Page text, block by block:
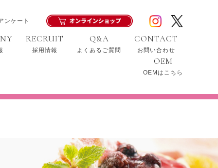
ンケート
RECRUIT
採用情報
Q&A
よくあるご質問
CONTACT
お問い合わせ
OEM
OEMはこちら